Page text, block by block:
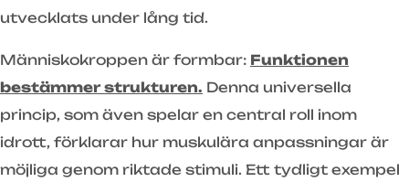
utvecklats under lång tid.
Människokroppen är formbar: Funktionen
bestämmer strukturen. Denna universella
princip, som även spelar en central roll inom
idrott, förklarar hur muskulära anpassningar är
möjliga genom riktade stimuli. Ett tydligt exempel